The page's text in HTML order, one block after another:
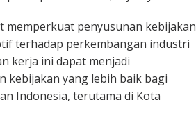
memperkuat penyusunan kebijakan
terhadap perkembangan industri
kerja ini dapat menjadi
kebijakan yang lebih baik bagi
Indonesia, terutama di Kota